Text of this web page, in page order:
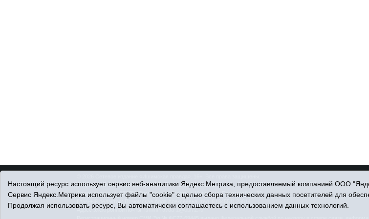
© При использовании материалов ссылка обязательна.
Адрес редакции: 627750 Тюменская область, г. Ишим, ул. Пономарёва, 39.
Адрес электронной почты:IshimPravda-1@obl72.ru
Настоящий ресурс использует сервис веб-аналитики Яндекс.Метрика, предоставляемый компанией ООО
Сервис Яндекс.Метрика использует файлы "cookie" с целью сбора технических данных посетителей для
Продолжая использовать ресурс, Вы автоматически соглашаетесь с использованием данных технологий.